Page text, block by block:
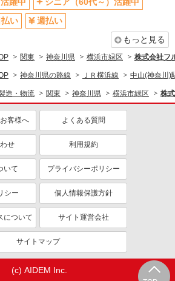
軽作業・製造・物流
社会保険あり
社員登用あり
払い
週払い
もっと見る
関東 神奈川県 横浜市緑区 株式会社フ
神奈川県の路線 ＪＲ横浜線 中山(神奈川)
造・物流 関東 神奈川県 横浜市緑区 株
客様へ よくある質問
せ 利用規約
いて プライバシーポリシー
シー 個人情報保護方針
について サイト運営会社
サイトマップ
(c) AIDEM Inc.